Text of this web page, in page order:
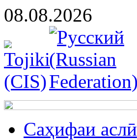
08.08.2026
Cаҳифаи аслӣ